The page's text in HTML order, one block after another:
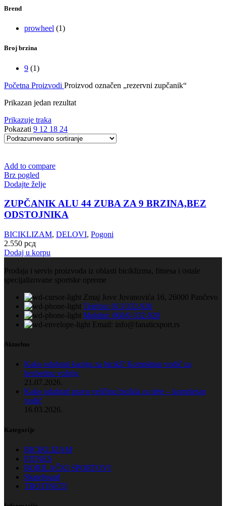
Brend
prowheel (1)
Broj brzina
9 (1)
Početna Proizvodi Proizvod označen „rezervni zupčanik“
Prikazan jedan rezultat
Prikazuje traka
Pokazati 9 12 18 24
Add to compare
Brz pogled
Dodajte želje
ZUPČANIK ALU 44 ZUBA ZA 9 BRZINA,BEZ
ODSTOJNIKA
BICIKLIZAM, DELOVI, Pogoni
2.550 рсд
Dodaj u korpu
Prodaja i servis proizvoda iz oblasti biciklizma, fitnesa i ostale
specijalizovane sportske opreme
Zmaj Jove Jovanovića 16, 26000 Pančevo
Telefon: 013/332-920
Mobilni: 060/0-332-920
Email: info@fanaticsport.rs
Aktuelno
Kako odabrati kacigu za bicikl? Kompletan vodič za
bezbednu vožnju
21.07.2026.
Kako odabrati pravu veličinu bicikla za dete – kompletan
vodič
16.03.2026.
Kategorije
BICIKLIZAM
FITNES
BORILAČKI SPORTOVI
Skateboard
TROTINETI